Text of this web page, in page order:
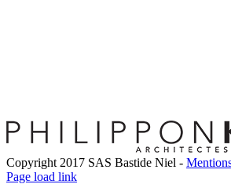
Copyright 2017 SAS Bastide Niel -
Facebook
Twitter
LinkedIn
Instagram
Pinterest
Page load link